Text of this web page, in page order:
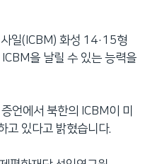
일(ICBM) 화성 14·15형
을 날릴 수 있는 능력을
언에서 북한의 ICBM이 미
고 있다고 밝혔습니다.